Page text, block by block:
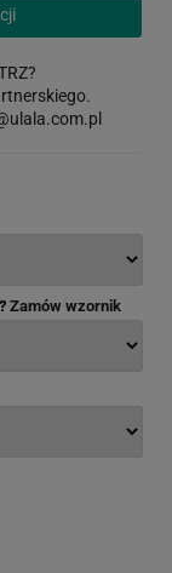
Zamów wzornik